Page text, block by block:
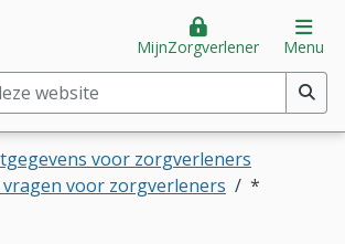
Zorgverzekeraar
website(min. 2 tekens)
MijnZorgverlener Menu
voor zorgverleners
vragen voor zorgverleners
*